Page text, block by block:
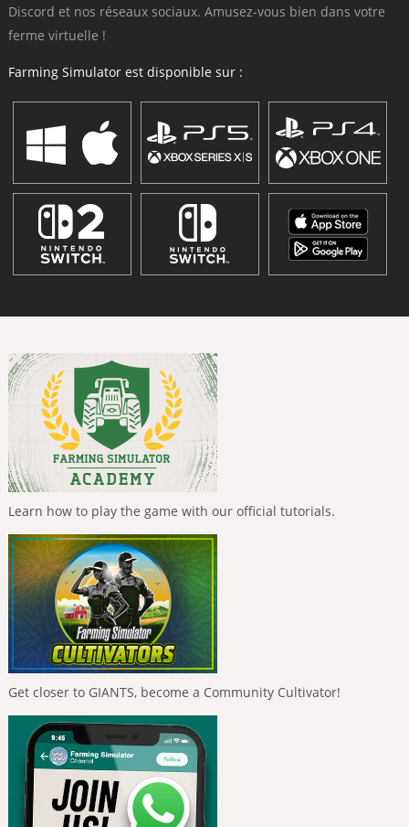
Discord et nos réseaux sociaux. Amusez-vous bien dans votre
ferme virtuelle !
Farming Simulator est disponible sur :
Learn how to play the game with our official tutorials.
Get closer to GIANTS, become a Community Cultivator!